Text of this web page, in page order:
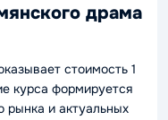
драма
стоимость 1
курса формируется
рынка и актуальных